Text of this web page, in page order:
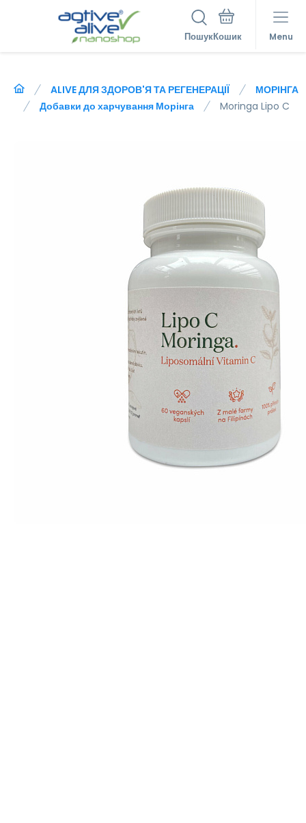
Пошук Menu
ALIVE ДЛЯ ЗДОРОВ'Я ТА РЕГЕНЕРАЦІЇ
МОРІНГА
Добавки до харчування Морінга
Moringa Lipo C